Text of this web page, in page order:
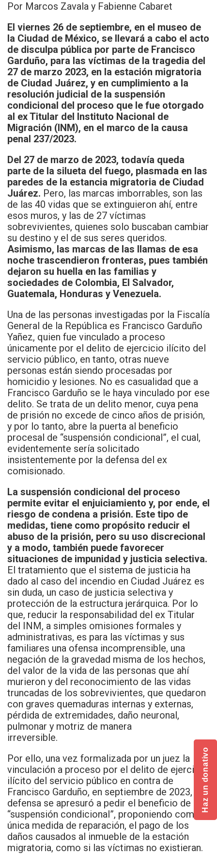
Por Marcos Zavala y Fabienne Cabaret
El viernes 26 de septiembre, en el museo de
la Ciudad de México, se llevará a cabo el acto
de disculpa pública por parte de Francisco
Garduño, para las víctimas de la tragedia del
27 de marzo 2023, en la estación migratoria
de Ciudad Juárez, y en cumplimiento a la
resolución judicial de la suspensión
condicional del proceso que le fue otorgado
al ex Titular del Instituto Nacional de
Migración (INM), en el marco de la causa
penal 237/2023.
Del 27 de marzo de 2023, todavía queda
parte de la silueta del fuego, plasmada en las
paredes de la estancia migratoria de Ciudad
Juárez. Pero, las marcas imborrables, son las
de las 40 vidas que se extinguieron ahí, entre
esos muros, y las de 27 víctimas
sobrevivientes, quienes solo buscaban cambiar
su destino y el de sus seres queridos.
Asimismo, las marcas de las llamas de esa
noche trascendieron fronteras, pues también
dejaron su huella en las familias y
sociedades de Colombia, El Salvador,
Guatemala, Honduras y Venezuela.
Una de las personas investigadas por la Fiscalía
General de la República es Francisco Garduño
Yañez, quien fue vinculado a proceso
únicamente por el delito de ejercicio ilícito del
servicio público, en tanto, otras nueve
personas están siendo procesadas por
homicidio y lesiones. No es casualidad que a
Francisco Garduño se le haya vinculado por ese
delito. Se trata de un delito menor, cuya pena
de prisión no excede de cinco años de prisión,
y por lo tanto, abre la puerta al beneficio
procesal de “suspensión condicional”, el cual,
evidentemente sería solicitado
insistentemente por la defensa del ex
comisionado.
La suspensión condicional del proceso
permite evitar el enjuiciamiento y, por ende, el
riesgo de condena a prisión. Este tipo de
medidas, tiene como propósito reducir el
abuso de la prisión, pero su uso discrecional
y a modo, también puede favorecer
situaciones de impunidad y justicia selectiva.
El tratamiento que el sistema de justicia ha
dado al caso del incendio en Ciudad Juárez es
sin duda, un caso de justicia selectiva y
protección de la estructura jerárquica. Por lo
que, reducir la responsabilidad del ex Titular
del INM, a simples omisiones formales y
administrativas, es para las víctimas y sus
familiares una ofensa incomprensible, una
negación de la gravedad misma de los hechos,
del valor de la vida de las personas que ahí
murieron y del reconocimiento de las vidas
truncadas de los sobrevivientes, que quedaron
con graves quemaduras internas y externas,
pérdida de extremidades, daño neuronal,
pulmonar y motriz de manera
irreversible.
Por ello, una vez formalizada por un juez la
vinculación a proceso por el delito de ejercicio
ilícito del servicio público en contra de
Francisco Garduño, en septiembre de 2023, su
defensa se apresuró a pedir el beneficio de la
“suspensión condicional”, proponiendo como
única medida de reparación, el pago de los
daños causados al inmueble de la estación
migratoria, como si las víctimas no existieran.
Haz un donativo